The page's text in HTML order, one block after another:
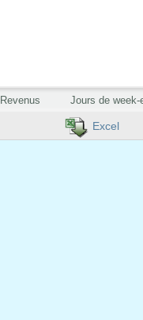
Excel
Revenus Jours de week-